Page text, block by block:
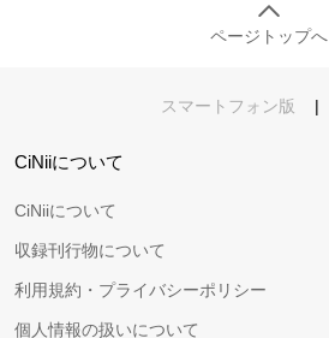
ページトップへ
スマートフォン版 |
CiNiiについて
CiNiiについて
収録刊行物について
利用規約・プライバシーポリシー
個人情報の扱いについて